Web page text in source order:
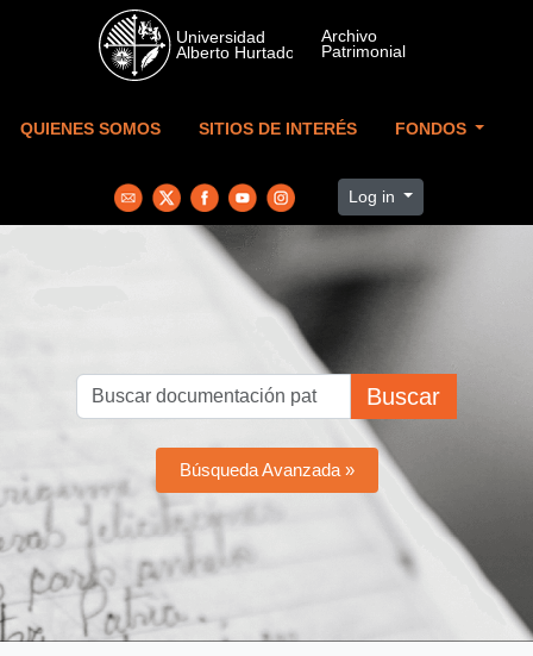
Skip to main content
QUIENES SOMOS SITIOS DE INTERÉS FONDOS
Log in
Buscar
Búsqueda Avanzada »